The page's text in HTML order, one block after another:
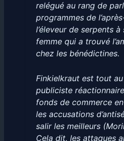
relégué au rang de
programmes de
l’éleveur de serpents
femme qui a trouvé
chez les bénédictines.
Finkielkraut est tout
publiciste
fonds de commerce
les accusations
salir les meilleurs
Cela dit, les attaques